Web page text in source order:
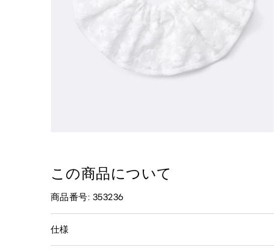
この商品について
商品番号: 353236
仕様